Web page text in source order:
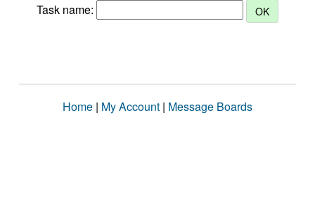
Task name:
Home | My Account | Message Boards